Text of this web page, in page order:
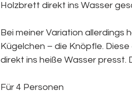
Holzbrett direkt ins Wasser
Bei meiner Variation allerdings
Kügelchen – die Knöpfle.
direkt ins heiße Wasser presst.
Für 4 Personen